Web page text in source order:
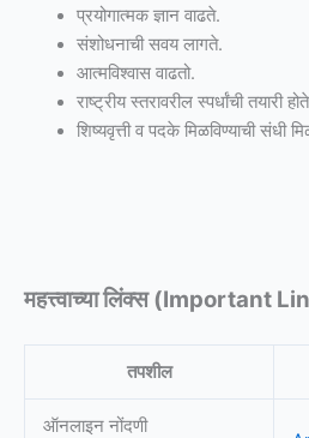
प्रयोगात्मक ज्ञान वाढते.
संशोधनाची सवय लागते.
आत्मविश्वास वाढतो.
राष्ट्रीय स्तरावरील स्पर्धांची तयारी
शिष्यवृत्ती व पदके मिळविण्याची संधी
महत्त्वाच्या लिंक्स (Important
तपशील
ऑनलाइन नोंदणी